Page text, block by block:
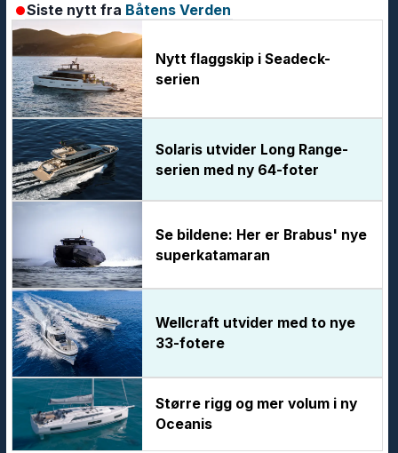
Siste nytt fra Båtens Verden
Nytt flaggskip i Seadeck-
serien
Solaris utvider Long Range-
serien med ny 64-foter
Se bildene: Her er Brabus' nye
superkatamaran
Wellcraft utvider med to nye
33-fotere
Større rigg og mer volum i ny
Oceanis